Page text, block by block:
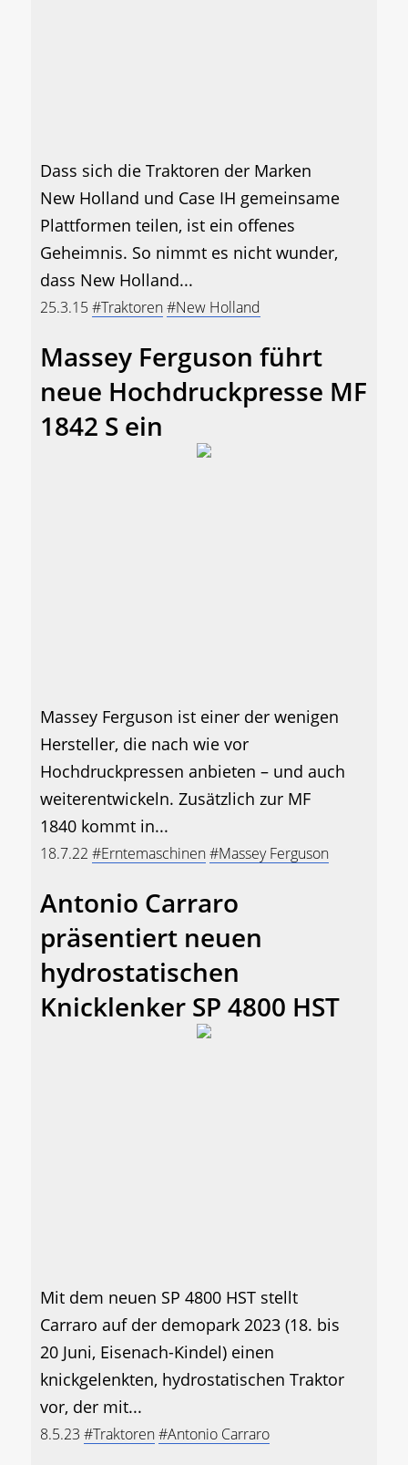
Dass sich die Traktoren der Marken
New Holland und Case IH gemeinsame
Plattformen teilen, ist ein offenes
Geheimnis. So nimmt es nicht wunder,
dass New Holland...
25.3.15#Traktoren#New Holland
Massey Ferguson führt
neue Hochdruckpresse MF
1842 S ein
Massey Ferguson ist einer der wenigen
Hersteller, die nach wie vor
Hochdruckpressen anbieten – und auch
weiterentwickeln. Zusätzlich zur MF
1840 kommt in...
18.7.22 #Erntemaschinen#Massey Ferguson
Antonio Carraro
präsentiert neuen
hydrostatischen
Knicklenker SP 4800 HST
Mit dem neuen SP 4800 HST stellt
Carraro auf der demopark 2023 (18. bis
20 Juni, Eisenach-Kindel) einen
knickgelenkten, hydrostatischen Traktor
vor, der mit...
8.5.23 #Traktoren#Antonio Carraro